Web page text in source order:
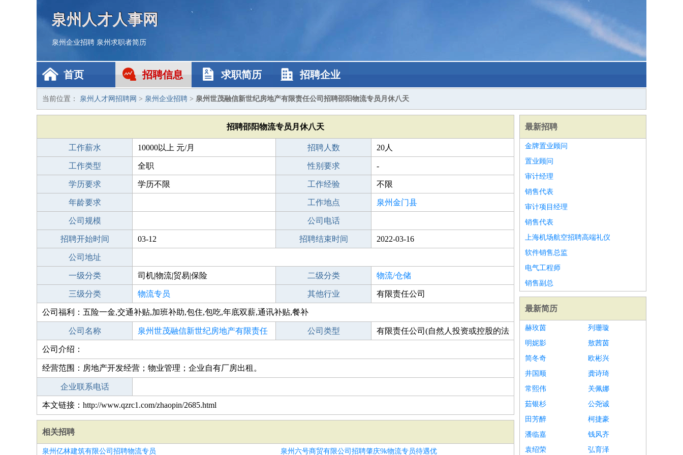
泉州人才人事网
泉州企业招聘 泉州求职者简历
首页 招聘信息 求职简历 招聘企业
当前位置： 泉州人才网招聘网 > 泉州企业招聘 > 泉州世茂融信新世纪房地产有限责任公司招聘邵阳物流专员月休八天
招聘邵阳物流专员月休八天
工作薪水 10000以上 元/月 招聘人数 20人
工作类型 全职 性别要求 -
学历要求 学历不限 工作经验 不限
年龄要求 工作地点 泉州金门县
公司规模 公司电话
招聘开始时间 03-12 招聘结束时间 2022-03-16
公司地址
一级分类 司机|物流|贸易|保险 二级分类 物流/仓储
三级分类 物流专员 其他行业 有限责任公司
公司福利：五险一金,交通补贴,加班补助,包住,包吃,年底双薪,通讯补贴,餐补
公司名称 泉州世茂融信新世纪房地产有限责任 公司类型 有限责任公司(自然人投资或控股的法
公司介绍：
经营范围：房地产开发经营；物业管理；企业自有厂房出租。
企业联系电话
本文链接：http://www.qzrc1.com/zhaopin/2685.html
相关招聘
泉州亿林建筑有限公司招聘物流专员 泉州六号商贸有限公司招聘肇庆9k物流专员待遇优
最新招聘
金牌置业顾问
置业顾问
审计经理
销售代表
审计项目经理
销售代表
上海机场航空招聘高端礼仪
软件销售总监
电气工程师
销售副总
最新简历
赫玫茵
列珊璇
明妮影
敖茜茵
简冬奇
欧彬兴
井国顺
龚诗琦
常熙伟
关佩娜
茹银杉
公尧诚
田芳醉
柯捷豪
潘临嘉
钱风齐
袁绍荣
弘育泽